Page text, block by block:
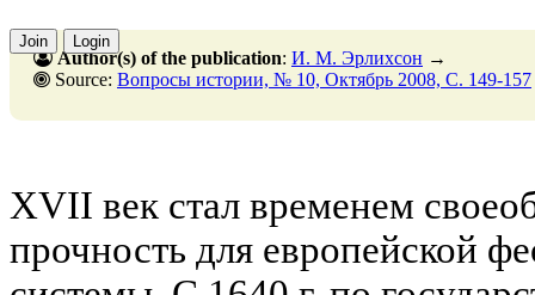
Join Login
Author(s) of the publication: И. М. Эрлихсон →
Source: Вопросы истории, № 10, Октябрь 2008, C. 149-157
XVII век стал временем
прочность для европейской